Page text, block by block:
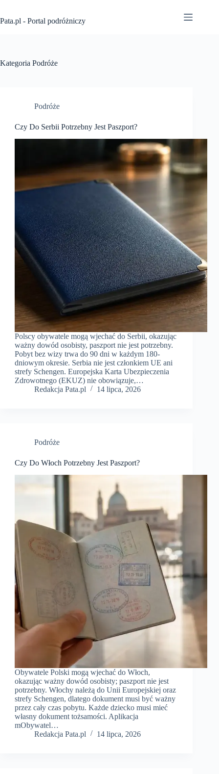
treści
Pata.pl - Portal podróżniczy
Kategoria Podróże
Podróże
Czy Do Serbii Potrzebny Jest Paszport?
Polscy obywatele mogą wjechać do Serbii, okazując
ważny dowód osobisty, paszport nie jest potrzebny.
Pobyt bez wizy trwa do 90 dni w każdym 180-
dniowym okresie. Serbia nie jest członkiem UE ani
strefy Schengen. Europejska Karta Ubezpieczenia
Zdrowotnego (EKUZ) nie obowiązuje,…
Redakcja Pata.pl
14 lipca, 2026
Podróże
Czy Do Włoch Potrzebny Jest Paszport?
Obywatele Polski mogą wjechać do Włoch,
okazując ważny dowód osobisty; paszport nie jest
potrzebny. Włochy należą do Unii Europejskiej oraz
strefy Schengen, dlatego dokument musi być ważny
przez cały czas pobytu. Każde dziecko musi mieć
własny dokument tożsamości. Aplikacja
mObywatel…
Redakcja Pata.pl
14 lipca, 2026